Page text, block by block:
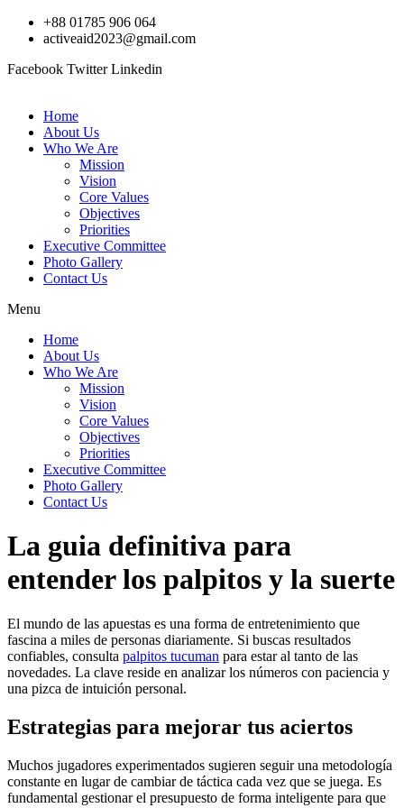
Skip
+88 01785 906 064
activeaid2023@gmail.com
Facebook Twitter Linkedin
Home
About Us
Who We Are
Mission
Vision
Core Values
Objectives
Priorities
Executive Committee
Photo Gallery
Contact Us
Menu
Home
About Us
Who We Are
Mission
Vision
Core Values
Objectives
Priorities
Executive Committee
Photo Gallery
Contact Us
La guia definitiva para
entender los palpitos y la suerte
El mundo de las apuestas es una forma de entretenimiento que
fascina a miles de personas diariamente. Si buscas resultados
confiables, consulta palpitos tucuman para estar al tanto de las
novedades. La clave reside en analizar los números con paciencia y
una pizca de intuición personal.
Estrategias para mejorar tus aciertos
Muchos jugadores experimentados sugieren seguir una metodología
constante en lugar de cambiar de táctica cada vez que se juega. Es
fundamental gestionar el presupuesto de forma inteligente para que